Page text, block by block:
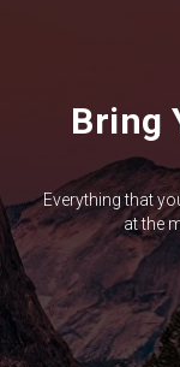
Bring
Everything that
at the